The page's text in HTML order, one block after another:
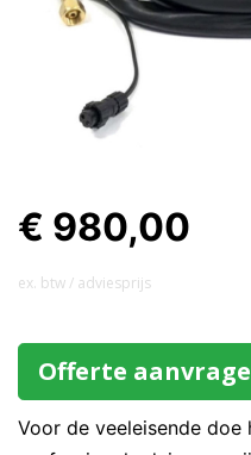
€ 980,00
ex. btw / adviesprijs
Offerte
Voor de veeleisende doe